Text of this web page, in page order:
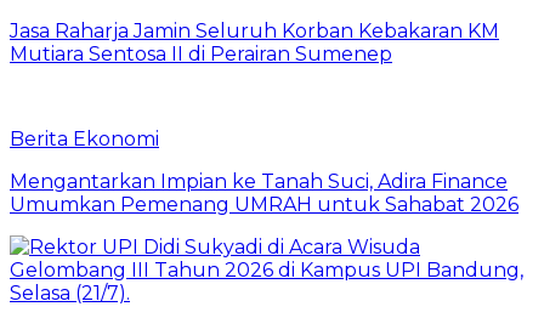
Jasa Raharja Jamin Seluruh Korban Kebakaran KM
Mutiara Sentosa II di Perairan Sumenep
Berita Ekonomi
Mengantarkan Impian ke Tanah Suci, Adira Finance
Umumkan Pemenang UMRAH untuk Sahabat 2026